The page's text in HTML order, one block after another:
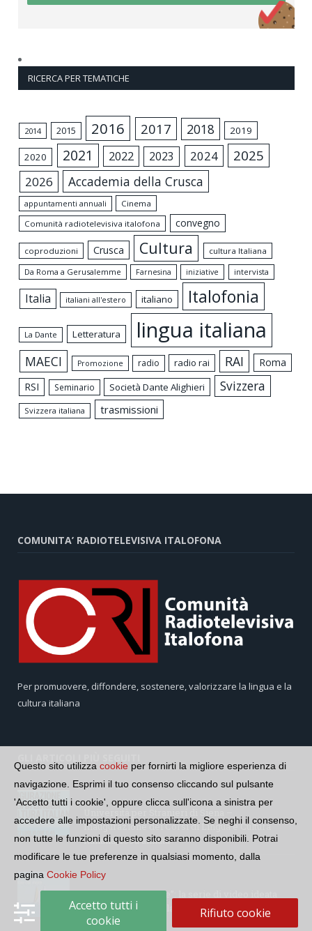
RICERCA PER TEMATICHE
2014 2015 2016 2017 2018 2019
2020 2021 2022 2023 2024 2025
2026 Accademia della Crusca
appuntamenti annuali
Cinema
Comunità radiotelevisiva italofona
convegno
coproduzioni Crusca Cultura
cultura Italiana
Da Roma a Gerusalemme
Farnesina iniziative intervista
Italia italiani all'estero italiano Italofonia
La Dante Letteratura lingua italiana
MAECI Promozione radio radio rai RAI
Roma
RSI
Seminario Società Dante Alighieri Svizzera
Svizzera italiana trasmissioni
COMUNITA’ RADIOTELEVISIVA ITALOFONA
Per promuovere, diffondere, sostenere, valorizzare la lingua e la
cultura italiana
Inaugurazione dei Corsi di Lingua e Cultura
Italiana, 109a annata
“Le parole del mare”: la serie di video ideata
dall’Accademia della Crusca e dalla Lega Navale
italiana
Questo sito utilizza cookie per fornirti la migliore esperienza di
navigazione. Esprimi il tuo consenso cliccando sul pulsante
'Accetto tutti i cookie', oppure clicca sull'icona a sinistra per
accedere alle impostazioni personalizzate. Se neghi il consenso,
non tutte le funzioni di questo sito saranno disponibili. Potrai
modificare le tue preferenze in qualsiasi momento, dalla
pagina Cookie Policy
Accetto tutti i
cookie
Rifiuto cookie